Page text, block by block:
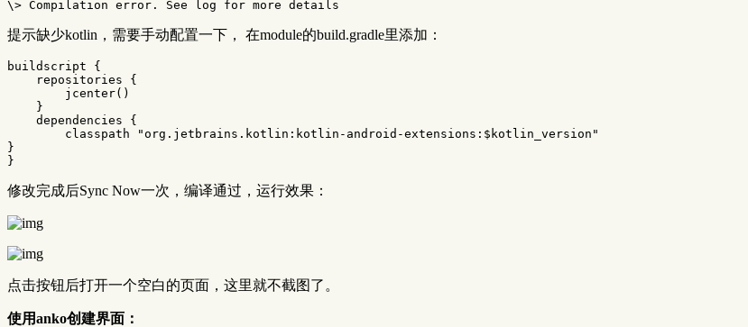
提示缺少kotlin，需要手动配置一下， 在module的build.gradle里添加：
buildscript
{
repositories
{
jcenter()
}
dependencies
{
classpath
"org.jetbrains.kotlin:kotlin-android-extensions:$kotlin_version"
}
}
修改完成后Sync Now一次，编译通过，运行效果：
点击按钮后打开一个空白的页面，这里就不截图了。
使用anko创建界面：